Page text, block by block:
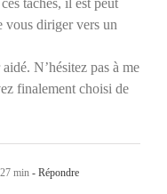
taches, il est peut
vous diriger vers un
N’hésitez pas à me
finalement choisi de
min - Répondre